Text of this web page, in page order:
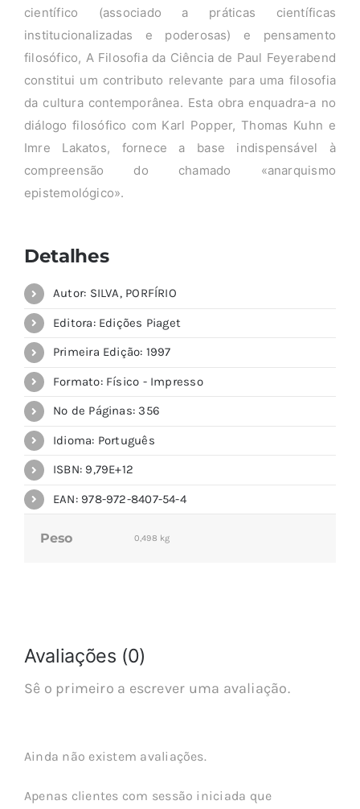
científico (associado a práticas científicas
institucionalizadas e poderosas) e pensamento
filosófico, A Filosofia da Ciência de Paul Feyerabend
constitui um contributo relevante para uma filosofia
da cultura contemporânea. Esta obra enquadra-a no
diálogo filosófico com Karl Popper, Thomas Kuhn e
Imre Lakatos, fornece a base indispensável à
compreensão do chamado «anarquismo
epistemológico».
Detalhes
Autor: SILVA, PORFÍRIO
Editora: Edições Piaget
Primeira Edição: 1997
Formato: Físico - Impresso
Nº de Páginas: 356
Idioma: Português
ISBN: 9,79E+12
EAN: 978-972-8407-54-4
Peso 0,498 kg
Avaliações (0)
Sê o primeiro a escrever uma avaliação.
Ainda não existem avaliações.
Apenas clientes com sessão iniciada que